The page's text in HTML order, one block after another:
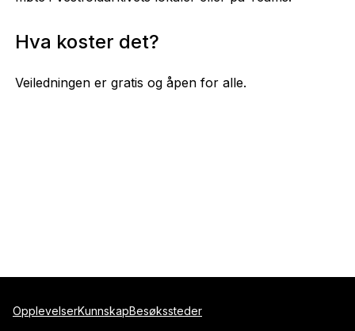
Hva koster det?
Veiledningen er gratis og åpen for alle.
OpplevelserKunnskapBesøkssteder